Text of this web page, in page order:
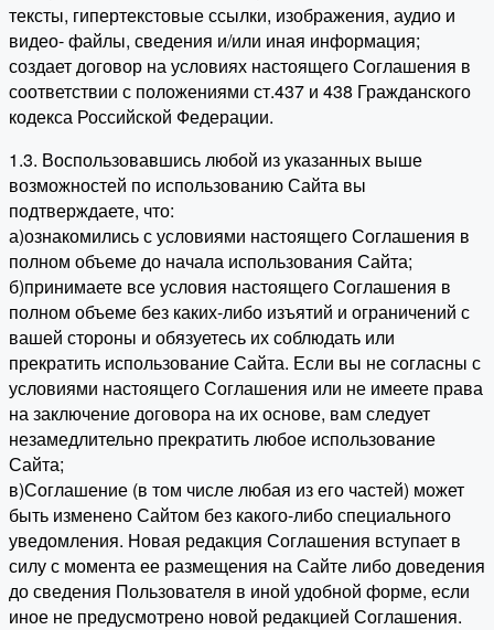
тексты, гипертекстовые ссылки, изображения, аудио и
видео- файлы, сведения и/или иная информация;
создает договор на условиях настоящего Соглашения в
соответствии с положениями ст.437 и 438 Гражданского
кодекса Российской Федерации.
1.3. Воспользовавшись любой из указанных выше
возможностей по использованию Сайта вы
подтверждаете, что:
а)ознакомились с условиями настоящего Соглашения в
полном объеме до начала использования Сайта;
б)принимаете все условия настоящего Соглашения в
полном объеме без каких-либо изъятий и ограничений с
вашей стороны и обязуетесь их соблюдать или
прекратить использование Сайта. Если вы не согласны с
условиями настоящего Соглашения или не имеете права
на заключение договора на их основе, вам следует
незамедлительно прекратить любое использование
Сайта;
в)Соглашение (в том числе любая из его частей) может
быть изменено Сайтом без какого-либо специального
уведомления. Новая редакция Соглашения вступает в
силу с момента ее размещения на Сайте либо доведения
до сведения Пользователя в иной удобной форме, если
иное не предусмотрено новой редакцией Соглашения.